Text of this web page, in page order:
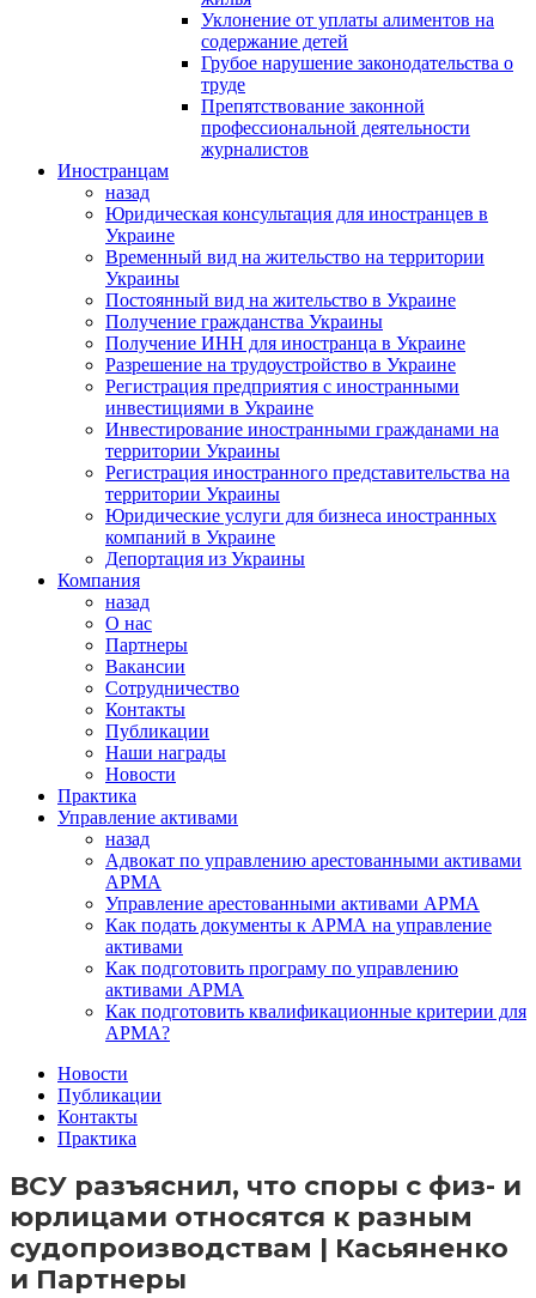
Уклонение от уплаты алиментов на
содержание детей
Грубое нарушение законодательства о
труде
Препятствование законной
профессиональной деятельности
журналистов
Иностранцам
назад
Юридическая консультация для иностранцев в
Украине
Временный вид на жительство на территории
Украины
Постоянный вид на жительство в Украине
Получение гражданства Украины
Получение ИНН для иностранца в Украине
Разрешение на трудоустройство в Украине
Регистрация предприятия с иностранными
инвестициями в Украине
Инвестирование иностранными гражданами на
территории Украины
Регистрация иностранного представительства на
территории Украины
Юридические услуги для бизнеса иностранных
компаний в Украине
Депортация из Украины
Компания
назад
О нас
Партнеры
Вакансии
Сотрудничество
Контакты
Публикации
Наши награды
Новости
Практика
Управление активами
назад
Адвокат по управлению арестованными активами
АРМА
Управление арестованными активами АРМА
Как подать документы к АРМА на управление
активами
Как подготовить програму по управлению
активами АРМА
Как подготовить квалификационные критерии для
АРМА?
Новости
Публикации
Контакты
Практика
ВСУ разъяснил, что споры с физ- и
юрлицами относятся к разным
судопроизводствам | Касьяненко
и Партнеры